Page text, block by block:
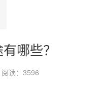
哪些？
阅读：3596